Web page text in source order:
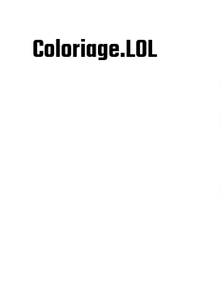
Coloriage.LOL